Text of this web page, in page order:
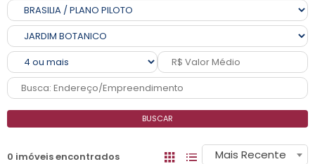
BUSCAR
0 imóveis encontrados Mais Recente